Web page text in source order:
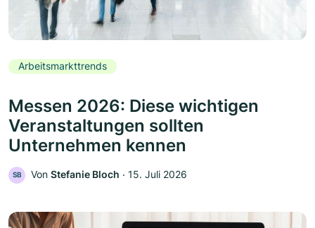
Arbeitsmarkttrends
Messen 2026: Diese wichtigen
Veranstaltungen sollten
Unternehmen kennen
SB Von Stefanie Bloch ‧ 15. Juli 2026